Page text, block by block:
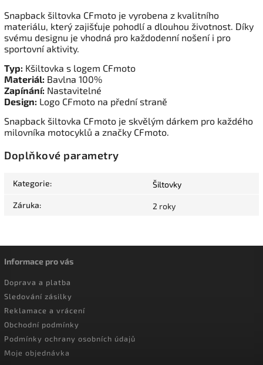
Snapback šiltovka CFmoto je vyrobena z kvalitního
materiálu, který zajišťuje pohodlí a dlouhou životnost. Díky
svému designu je vhodná pro každodenní nošení i pro
sportovní aktivity.
Typ: Kšiltovka s logem CFmoto
Materiál: Bavlna 100%
Zapínání: Nastavitelné
Design: Logo CFmoto na přední straně
Snapback šiltovka CFmoto je skvělým dárkem pro každého
milovníka motocyklů a značky CFmoto.
Doplňkové parametry
Kategorie: Šiltovky
Záruka: 2 roky
Informace pro vás
Doprava a platba
Sledování zásilky
Reklamace a vrácení
Obchodní podmínky
Podmínky ochrany osobních údajů
Moje objednávka